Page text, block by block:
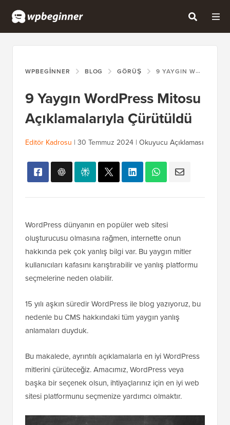
WPBEGINNER BLOG GÖRÜŞ 9 YAYGIN WORDPRESS MITOSU AÇIKLAMALARIYLA ÇÜRÜTÜLDÜ
9 Yaygın WordPress Mitosu
Açıklamalarıyla Çürütüldü
Editör Kadrosu | 30 Temmuz 2024 | Okuyucu Açıklaması
WordPress dünyanın en popüler web sitesi
oluşturucusu olmasına rağmen, internette onun
hakkında pek çok yanlış bilgi var. Bu yaygın mitler
kullanıcıları kafasını karıştırabilir ve yanlış platformu
seçmelerine neden olabilir.
15 yılı aşkın süredir WordPress ile blog yazıyoruz, bu
nedenle bu CMS hakkındaki tüm yaygın yanlış
anlamaları duyduk.
Bu makalede, ayrıntılı açıklamalarla en iyi WordPress
mitlerini çürüteceğiz. Amacımız, WordPress veya
başka bir seçenek olsun, ihtiyaçlarınız için en iyi web
sitesi platformunu seçmenize yardımcı olmaktır.